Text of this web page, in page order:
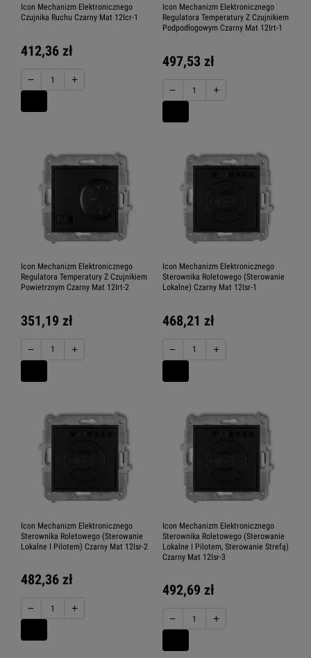
Icon Mechanizm Elektronicznego
Czujnika Ruchu Czarny Mat 12Icr-1
412,36 zł
− +
Icon Mechanizm Elektronicznego
Regulatora Temperatury Z Czujnikiem
Podpodłogowym Czarny Mat 12Irt-1
497,53 zł
− +
Icon Mechanizm Elektronicznego
Regulatora Temperatury Z Czujnikiem
Powietrznym Czarny Mat 12Irt-2
351,19 zł
− +
Icon Mechanizm Elektronicznego
Sterownika Roletowego (Sterowanie
Lokalne) Czarny Mat 12Isr-1
468,21 zł
− +
Icon Mechanizm Elektronicznego
Sterownika Roletowego (Sterowanie
Lokalne I Pilotem) Czarny Mat 12Isr-2
482,36 zł
− +
Icon Mechanizm Elektronicznego
Sterownika Roletowego (Sterowanie
Lokalne I Pilotem, Sterowanie Strefą)
Czarny Mat 12Isr-3
492,69 zł
− +